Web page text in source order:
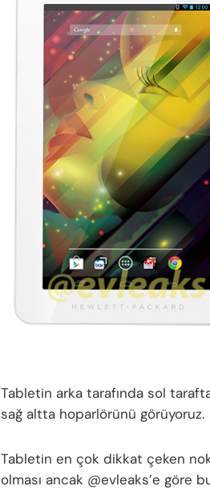
Tabletin arka tarafında sol
sağ altta hoparlörünü görüyoruz.
Tabletin en çok dikkat çeken
olması ancak @evleaks’e göre